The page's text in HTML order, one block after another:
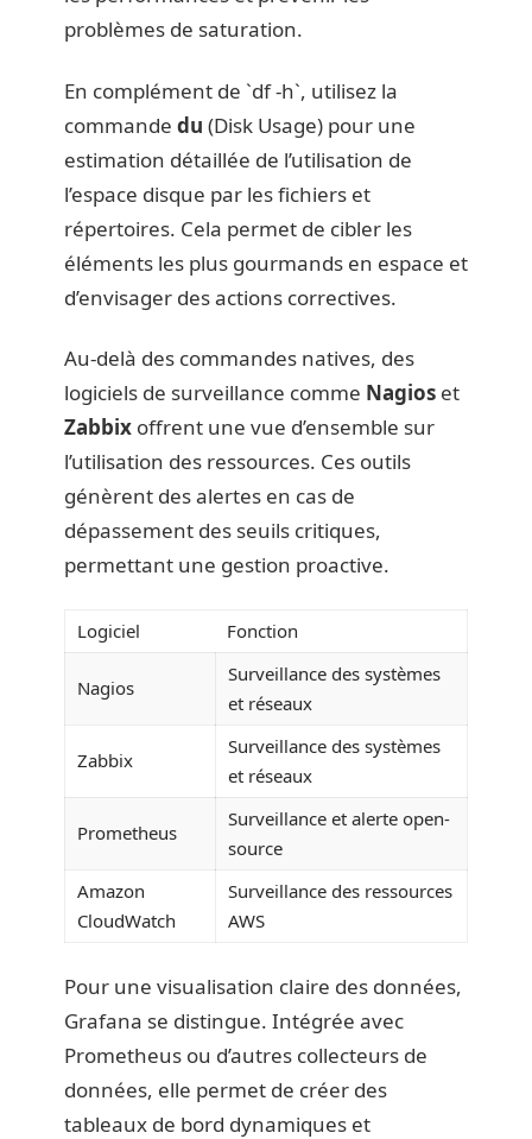
problèmes de saturation.
En complément de `df -h`, utilisez la
commande du (Disk Usage) pour une
estimation détaillée de l’utilisation de
l’espace disque par les fichiers et
répertoires. Cela permet de cibler les
éléments les plus gourmands en espace et
d’envisager des actions correctives.
Au-delà des commandes natives, des
logiciels de surveillance comme Nagios et
Zabbix offrent une vue d’ensemble sur
l’utilisation des ressources. Ces outils
génèrent des alertes en cas de
dépassement des seuils critiques,
permettant une gestion proactive.
Logiciel Fonction
Nagios
Surveillance des systèmes
et réseaux
Zabbix
Surveillance des systèmes
et réseaux
Prometheus
Surveillance et alerte open-
source
Amazon
CloudWatch
Surveillance des ressources
AWS
Pour une visualisation claire des données,
Grafana se distingue. Intégrée avec
Prometheus ou d’autres collecteurs de
données, elle permet de créer des
tableaux de bord dynamiques et